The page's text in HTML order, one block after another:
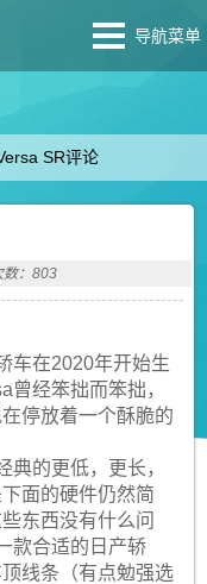
导航菜单
SR评论
数：803
车在2020年开始生
曾经笨拙而笨拙，
停放着一个酥脆的
典的更低，更长，
面的硬件仍然简
东西没有什么问
款合适的日产轿
线条（有点勉强选